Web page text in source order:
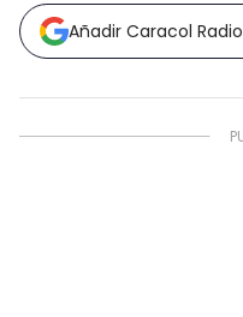
Añadir Caracol